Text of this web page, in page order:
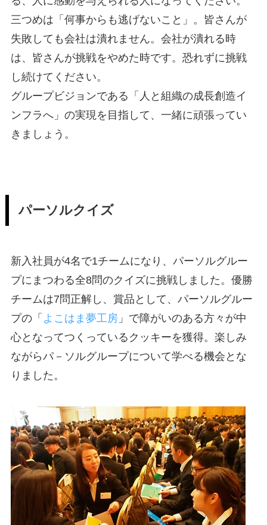
三つめは「何事からも逃げないこと」。皆さんが
失敗しても会社は潰れません。会社が潰れる時
は、皆さんが挑戦をやめた時です。恐れずに挑戦
し続けてください。
グループビジョンである「人と組織の成長創造イ
ンフラへ」の実現を目指して、一緒に頑張ってい
きましょう。
パーソルクイズ
新入社員が4名で1チームになり、パーソルグルー
プにまつわる全8問のクイズに挑戦しました。優勝
チームは7問正解し、賞品として、パーソルグルー
プの「 よこはま夢工房」で障がいのある方々が中
心となってつくっているクッキーを獲得。楽しみ
ながらパ－ソルグループについて学べる機会とな
りました。